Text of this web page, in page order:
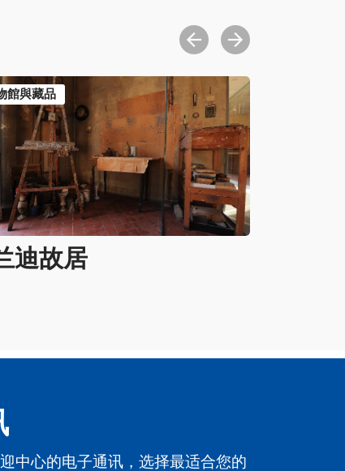
館與藏品
迪故居
中心的电子通讯，选择最适合您的